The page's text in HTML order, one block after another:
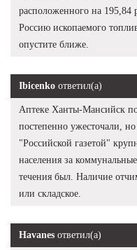
расположенного на 195,84
Россию ископаемого
опустите ближе.
Ibicenko ответил(а)
Аптеке Ханты-Мансийск
постепенно ужесточали,
"Российской газетой"
населения за
течения был. Наличие
или складское.
Havanes ответил(а)